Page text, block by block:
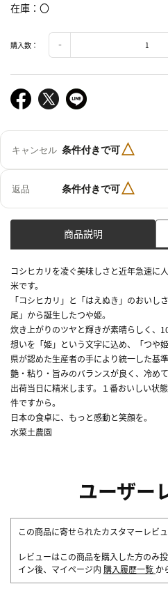
在庫 〇
購入数：
キャンセル 条件付きで可△
返品 条件付きで可△
商品説明
コシヒカリを凌ぐ美味しさと近年急速に
米です。
「コシヒカリ」と「はえぬき」のおいし
尾」から誕生したつや姫。
炊き上がりのツヤと輝きが素晴らしく、
想いを「姫」という文字に込め、「つや
県が認めた生産者の手により統一した基
艶・粘り・旨みのバランスが良く、冷め
出荷当日に精米します。１番おいしい状
件ですから。
日本の食卓に、もっと感動と笑顔を。
水菜土農園
ユーザー
この商品に寄せられたカスタマーレビ
レビューはこの商品を購入した方のみ
イン後、マイページ内 購入履歴一覧 か